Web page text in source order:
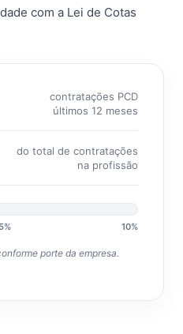
com a Lei de Cotas
contratações PCD
últimos 12 meses
do total de contratações
na profissão
5% 10%
porte da empresa.